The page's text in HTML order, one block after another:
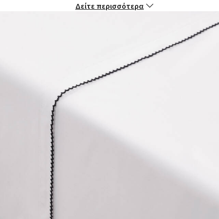
- Πλύσιμο στους 60°C.
Δείτε όλα τα είδη της συλλογής Dojo στο laredoute.gr
- 240 x 290 εκ.: διπλό
- 270 x 290 εκ.: υπέρδιπλο
Περισσότερες λεπτομέρειες:
Ετικέτα OEKO-TEX® Standard 100.
- Η πιστοποίηση STANDARD 100 από την OEKO-TEX® είναι η
πρώτη ετικέτα που ανταποκρίνεται στις ανάγκες των
καταναλωτών σε θέματα ανθρωποοικολογίας. Εγγυάται την
απουσία επιβλαβών ή ερεθιστικών για το δέρμα ουσιών στα
πιστοποιημένα προϊόντα.
- H ετικέτα Best εγγυάται την υψηλή ποιότητα της La
Redoute. Με την επιλογή φίνων υλικών και υπεροχή γραμμής
Δείτε περισσότερα